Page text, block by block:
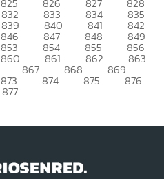
832 833 834 835
839 840 841 842
846 847 848 849
853 854 855 856
860 861 862 863
867 868 869
873 874 875 876
877